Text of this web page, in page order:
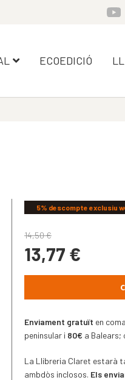
ECOEDICIÓ
5% descompte exclusiu
14,50€
13,77 €
Enviament gratuït en
peninsular i 80€ a Balears;
La Llibreria Claret estarà
ambdòs inclosos. Els